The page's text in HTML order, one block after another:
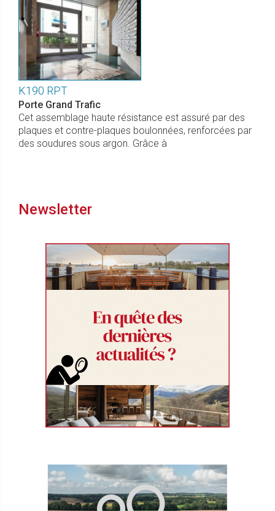
K190 RPT
Porte Grand Trafic
Cet assemblage haute résistance est assuré par des
plaques et contre-plaques boulonnées, renforcées par
des soudures sous argon. Grâce à
Newsletter